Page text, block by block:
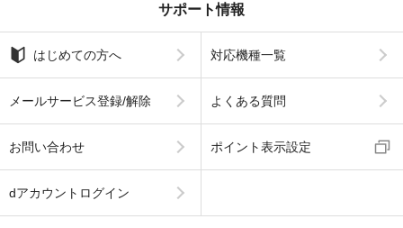
サポート情報
はじめての方へ 対応機種一覧
メールサービス登録/解除 よくある質問
お問い合わせ ポイント表示設定
dアカウントログイン